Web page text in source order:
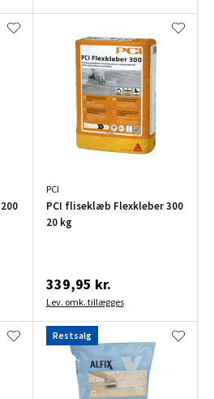
PCI
PCI fliseklæb Flexkleber 300
20 kg
339,95 kr.
Lev. omk. tillægges
Restsalg